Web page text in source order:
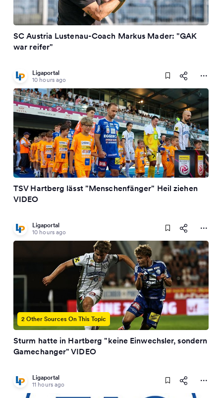
SC Austria Lustenau-Coach Markus Mader: "GAK
war reifer"
Ligaportal
10 hours ago
TSV Hartberg lässt "Menschenfänger" Heil ziehen
VIDEO
Ligaportal
10 hours ago
2 Other Sources On This Topic
Sturm hatte in Hartberg "keine Einwechsler, sondern
Gamechanger" VIDEO
Ligaportal
11 hours ago